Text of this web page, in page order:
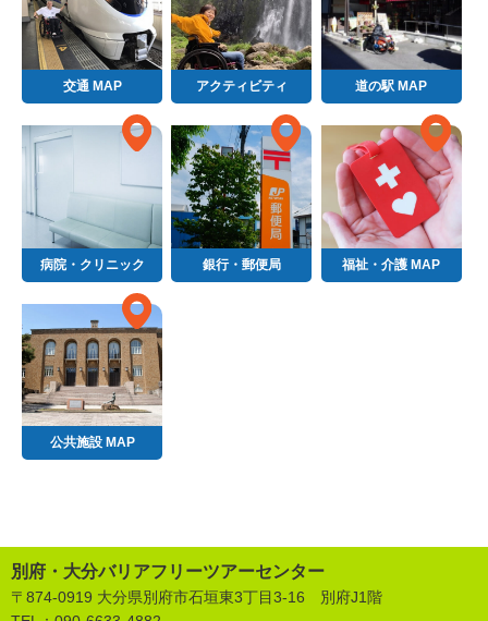
交通 MAP アクティビティ 道の駅 MAP
病院・クリニック 銀行・郵便局 福祉・介護 MAP
公共施設 MAP
別府・大分バリアフリーツアーセンター
〒874-0919 大分県別府市石垣東3丁目3-16 別府J1階